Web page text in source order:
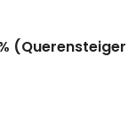
(Querensteiger